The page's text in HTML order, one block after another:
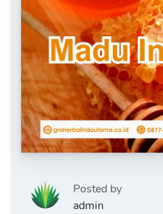
Posted by
admin